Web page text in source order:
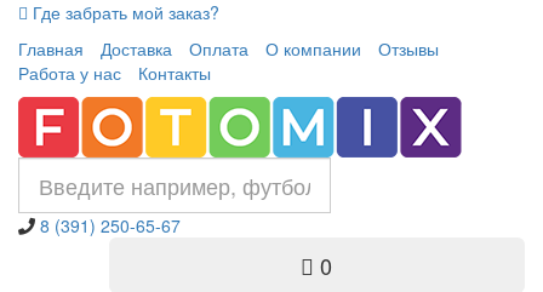
Где забрать мой заказ?
Главная
Доставка Оплата О компании
Отзывы
Работа у нас
Контакты
8 (391) 250-65-67
0